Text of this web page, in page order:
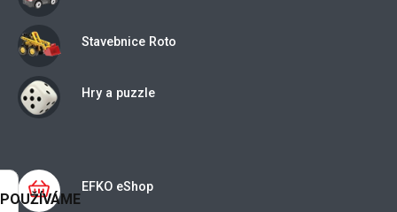
Stavebnice Roto
Hry a puzzle
EFKO eShop
POUŽÍVÁME